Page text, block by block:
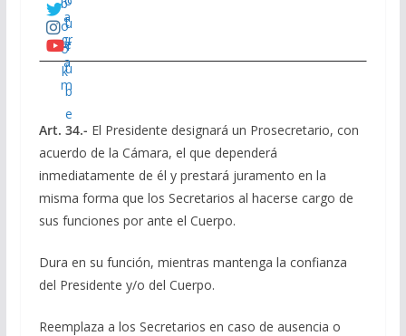
o
o
k
t
e
r
a
gr
a
m
u
T
u
b
e
Art. 34.- El Presidente designará un Prosecretario, con
acuerdo de la Cámara, el que dependerá
inmediatamente de él y prestará juramento en la
misma forma que los Secretarios al hacerse cargo de
sus funciones por ante el Cuerpo.
Dura en su función, mientras mantenga la confianza
del Presidente y/o del Cuerpo.
Reemplaza a los Secretarios en caso de ausencia o